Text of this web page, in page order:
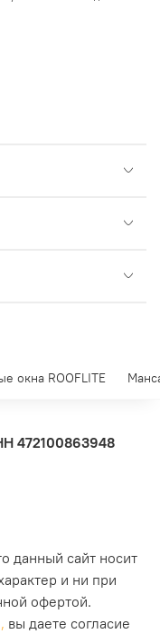
окна ROOFLITE
472100863948
данный сайт носит
и ни при
офертой.
вы даете согласие